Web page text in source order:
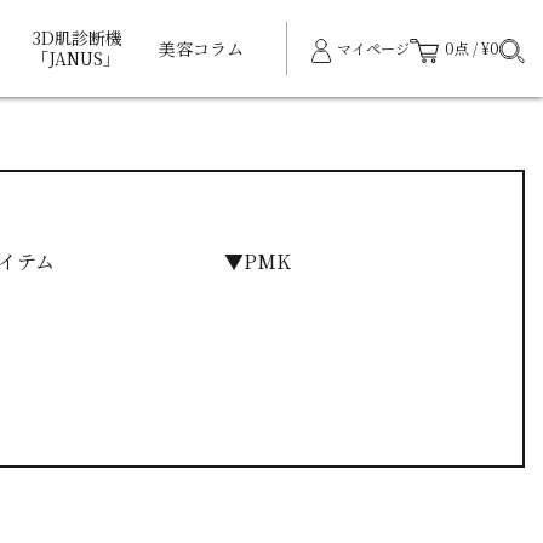
3D肌診断機
「JANUS」
美容コラム マイページ 0点 / ¥0
テム ▼PMK